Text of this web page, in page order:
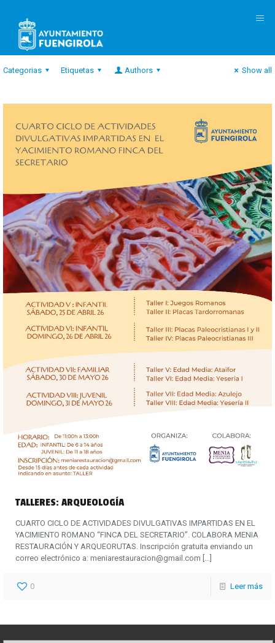
Categorias Etiquetas Authors Show all
TALLERES: ARQUEOLOGÍA
CUARTO CICLO DE ACTIVIDADES DIVULGATIVAS IMPARTIDAS EN EL
YACIMIENTO ROMANO “FINCA DEL SECRETARIO”. COLABORA MENIA
RESTAURACIÓN Y ARQUEORUTAS. Inscripción gratuita enviando un
correo electrónico a: meniarestauracion@gmail.com […]
0 Leer más